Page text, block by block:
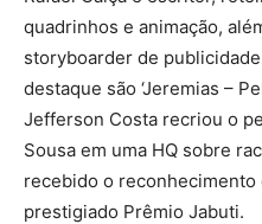
quadrinhos e animação,
storyboarder de
destaque são ‘Jeremias –
Jefferson Costa recriou o
Sousa em uma HQ sobre
recebido o
prestigiado Prêmio Jabuti.